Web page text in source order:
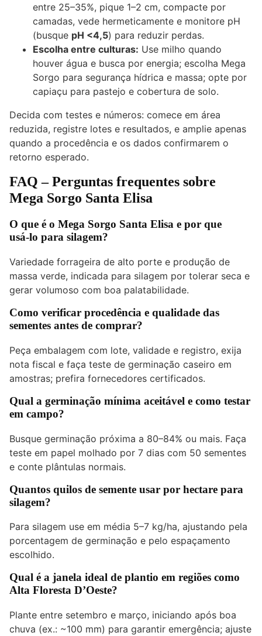
entre 25–35%, pique 1–2 cm, compacte por
camadas, vede hermeticamente e monitore pH
(busque pH <4,5) para reduzir perdas.
Escolha entre culturas: Use milho quando
houver água e busca por energia; escolha Mega
Sorgo para segurança hídrica e massa; opte por
capiaçu para pastejo e cobertura de solo.
Decida com testes e números: comece em área
reduzida, registre lotes e resultados, e amplie apenas
quando a procedência e os dados confirmarem o
retorno esperado.
FAQ – Perguntas frequentes sobre
Mega Sorgo Santa Elisa
O que é o Mega Sorgo Santa Elisa e por que
usá‑lo para silagem?
Variedade forrageira de alto porte e produção de
massa verde, indicada para silagem por tolerar seca e
gerar volumoso com boa palatabilidade.
Como verificar procedência e qualidade das
sementes antes de comprar?
Peça embalagem com lote, validade e registro, exija
nota fiscal e faça teste de germinação caseiro em
amostras; prefira fornecedores certificados.
Qual a germinação mínima aceitável e como testar
em campo?
Busque germinação próxima a 80–84% ou mais. Faça
teste em papel molhado por 7 dias com 50 sementes
e conte plântulas normais.
Quantos quilos de semente usar por hectare para
silagem?
Para silagem use em média 5–7 kg/ha, ajustando pela
porcentagem de germinação e pelo espaçamento
escolhido.
Qual é a janela ideal de plantio em regiões como
Alta Floresta D’Oeste?
Plante entre setembro e março, iniciando após boa
chuva (ex.: ~100 mm) para garantir emergência; ajuste